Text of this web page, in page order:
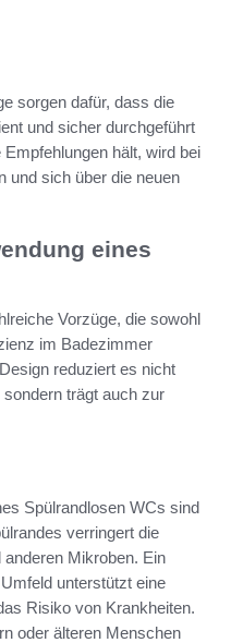
sorgen dafür, dass die
und sicher durchgeführt
hält, wird bei
und sich über die neuen
eines
Vorzüge, die sowohl
im Badezimmer
reduziert es nicht
trägt auch zur
Spülrandlosen WCs sind
verringert die
Mikroben. Ein
unterstützt eine
Risiko von Krankheiten.
oder älteren Menschen